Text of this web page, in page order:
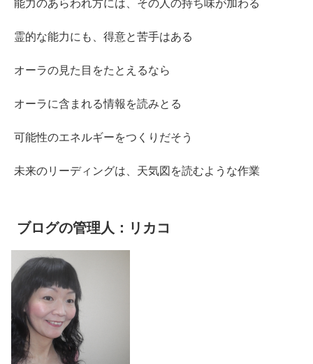
能力のあらわれ方には、その人の持ち味が加わる
霊的な能力にも、得意と苦手はある
オーラの見た目をたとえるなら
オーラに含まれる情報を読みとる
可能性のエネルギーをつくりだそう
未来のリーディングは、天気図を読むような作業
ブログの管理人：リカコ